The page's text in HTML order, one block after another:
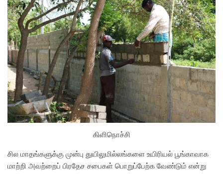
கிளிநொச்சி
சில மாதங்களுக்கு முன்பு துயிலுமில்லங்களை உயிரியல் பூங்காவாக
மாற்றி அவற்றைப் பிரதேச சபைகள் பொறுப்பேற்க வேண்டும் என்று